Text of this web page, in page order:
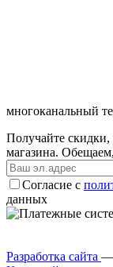
многоканальный
Получайте скидки,
магазина.
Согласие с
данных
Разработка сайта —